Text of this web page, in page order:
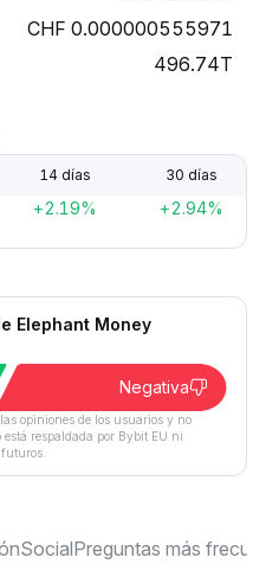
0.000000555971
496.74T
14 días 30 días
+2.19% +2.94%
Elephant Money
Negativa
opiniones de los usuarios y no
respaldada por Bybit EU ni
SocialPreguntas más